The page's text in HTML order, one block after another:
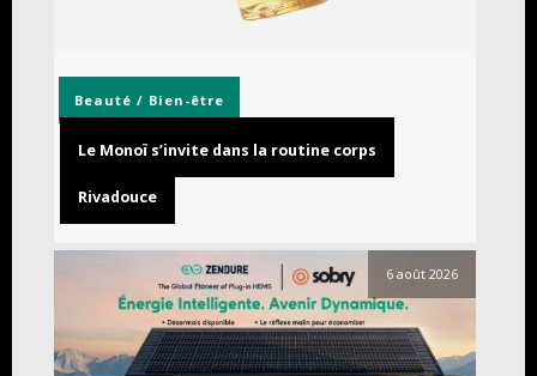
Beauté / Bien-être
Le Monoï s’invite dans la routine corps
Rivadouce
6 août 2026